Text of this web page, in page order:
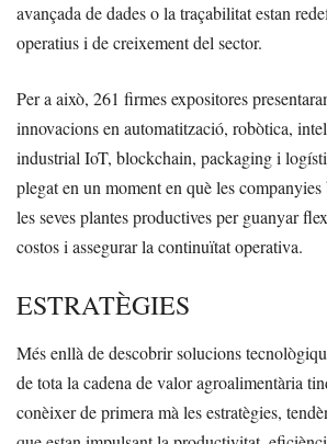
avançada de dades o la traçabilitat estan
operatius i de creixement del sector.
Per a això, 261 firmes expositores
innovacions en automatització, robòtica,
industrial IoT, blockchain, packaging i
plegat en un moment en què les
les seves plantes productives per guanyar
costos i assegurar la continuïtat operativa.
ESTRATÈGIES
Més enllà de descobrir solucions
de tota la cadena de valor agroalimentària
conèixer de primera mà les estratègies,